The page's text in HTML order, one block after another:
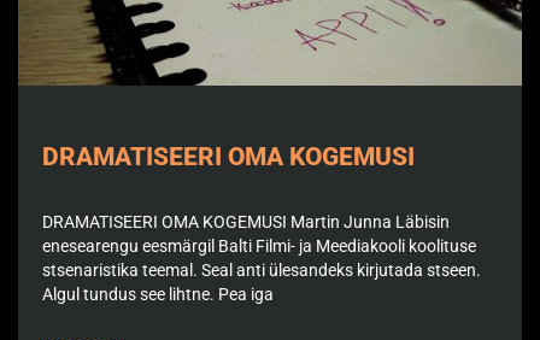
DRAMATISEERI OMA KOGEMUSI
DRAMATISEERI OMA KOGEMUSI Martin Junna Läbisin
enesearengu eesmärgil Balti Filmi- ja Meediakooli koolituse
stsenaristika teemal. Seal anti ülesandeks kirjutada stseen.
Algul tundus see lihtne. Pea iga